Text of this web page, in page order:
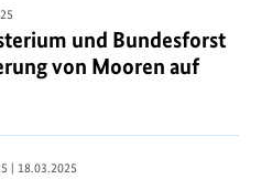
und Bundesforst
von Mooren auf
| 18.03.2025